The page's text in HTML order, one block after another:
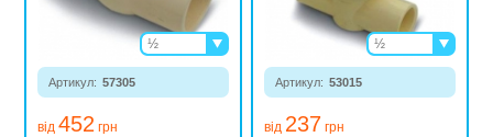
Артикул: 57305
від 452 грн
½
1¼
Артикул: 53015
від 237 грн
½